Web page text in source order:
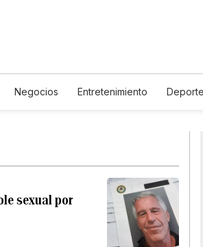
Negocios Entretenimiento
sexual por